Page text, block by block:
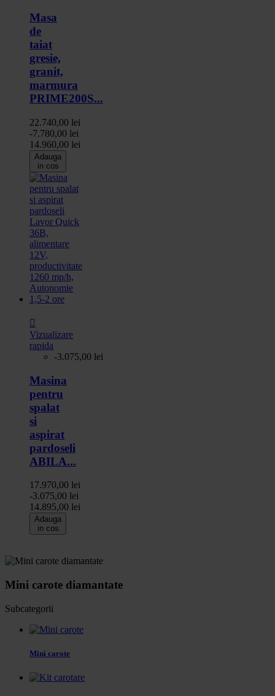
Masa
de
taiat
gresie,
granit,
marmura
PRIME200S...
22.740,00 lei
-7.780,00 lei
14.960,00 lei
Adauga
in cos

Vizualizare
rapida
-3.075,00 lei
Masina
pentru
spalat
si
aspirat
pardoseli
ABILA...
17.970,00 lei
-3.075,00 lei
14.895,00 lei
Adauga
in cos
Mini carote diamantate
Subcategorii
Mini carote